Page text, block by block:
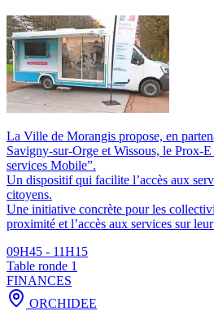
La Ville de Morangis propose, en
Savigny-sur-Orge et Wissous, le Prox-
services Mobile”.
Un dispositif qui facilite l’accès aux
citoyens.
Une initiative concrète pour les
proximité et l’accès aux services sur
09H45 - 11H15
Table ronde 1
FINANCES
ORCHIDEE